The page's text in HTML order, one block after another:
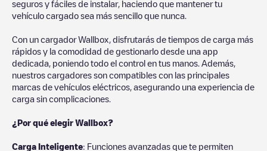
seguros y fáciles de instalar, haciendo que mantener tu
vehículo cargado sea más sencillo que nunca.
Con un cargador Wallbox, disfrutarás de tiempos de carga más
rápidos y la comodidad de gestionarlo desde una app
dedicada, poniendo todo el control en tus manos. Además,
nuestros cargadores son compatibles con las principales
marcas de vehículos eléctricos, asegurando una experiencia de
carga sin complicaciones.
¿Por qué elegir Wallbox?
Carga Inteligente: Funciones avanzadas que te permiten